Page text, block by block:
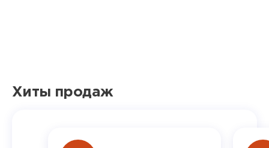
Хиты продаж